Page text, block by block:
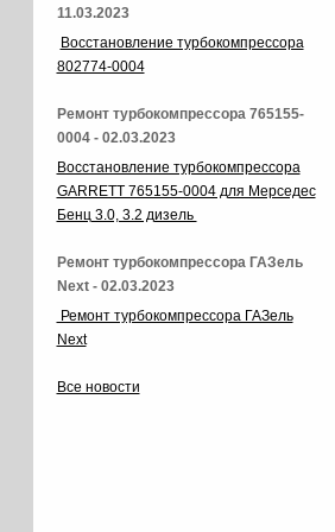
11.03.2023
Восстановление турбокомпрессора
802774-0004
Ремонт турбокомпрессора 765155-
0004 - 02.03.2023
Восстановление турбокомпрессора
GARRETT 765155-0004 для Мерседес
Бенц 3.0, 3.2 дизель
Ремонт турбокомпрессора ГАЗель
Next - 02.03.2023
Ремонт турбокомпрессора ГАЗель
Next
Все новости